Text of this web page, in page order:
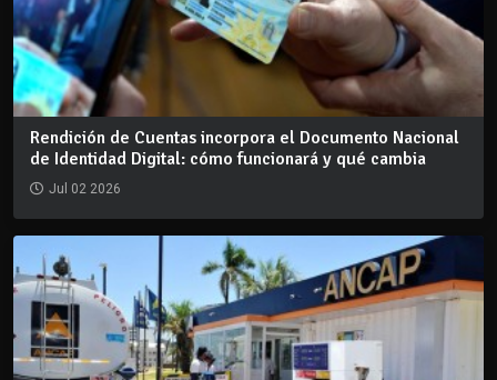
Rendición de Cuentas incorpora el Documento Nacional
de Identidad Digital: cómo funcionará y qué cambia
Jul 02 2026